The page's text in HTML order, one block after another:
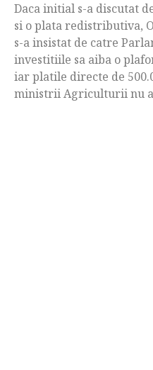
Daca initial s-a discutat
si o plata redistributiva,
s-a insistat de catre
investitiile sa aiba o
iar platile directe de
ministrii Agriculturii nu